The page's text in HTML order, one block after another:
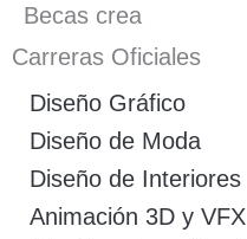
Becas crea
Carreras Oficiales
Diseño Gráfico
Diseño de Moda
Diseño de Interiores
Animación 3D y VFX